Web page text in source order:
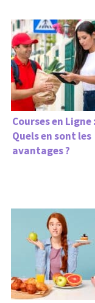
Courses en Ligne :
Quels en sont les
avantages ?